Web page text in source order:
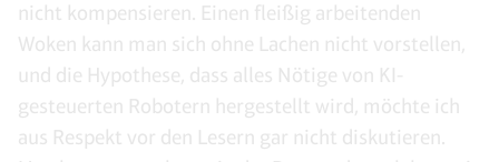
nicht kompensieren. Einen fleißig arbeitenden
Woken kann man sich ohne Lachen nicht vorstellen,
und die Hypothese, dass alles Nötige von KI-
gesteuerten Robotern hergestellt wird, möchte ich
aus Respekt vor den Lesern gar nicht diskutieren.